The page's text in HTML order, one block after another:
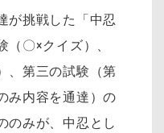
が挑戦した「中忍
〇×クイズ）、
、第三の試験（第
み内容を通達）の
のみが、中忍とし